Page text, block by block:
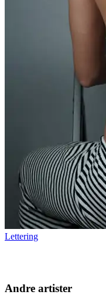
Lettering
Andre artister